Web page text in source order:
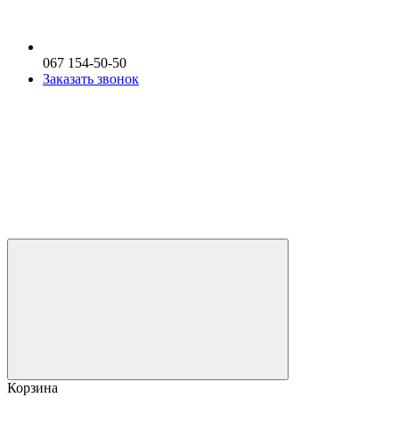
067 154-50-50
Заказать звонок
Корзина